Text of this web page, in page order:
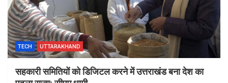
TECH UTTARAKHAND
सहकारी समितियों को डिजिटल करने में उत्तराखंड बना देश का